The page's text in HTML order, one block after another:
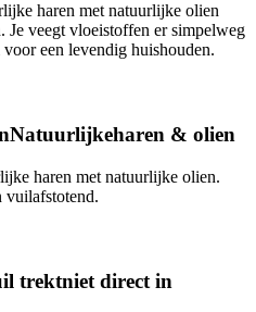
haren met natuurlijke olien
Je veegt vloeistoffen er simpelweg
een levendig huishouden.
Natuurlijkeharen & olien
haren met natuurlijke olien.
vuilafstotend.
trektniet direct in